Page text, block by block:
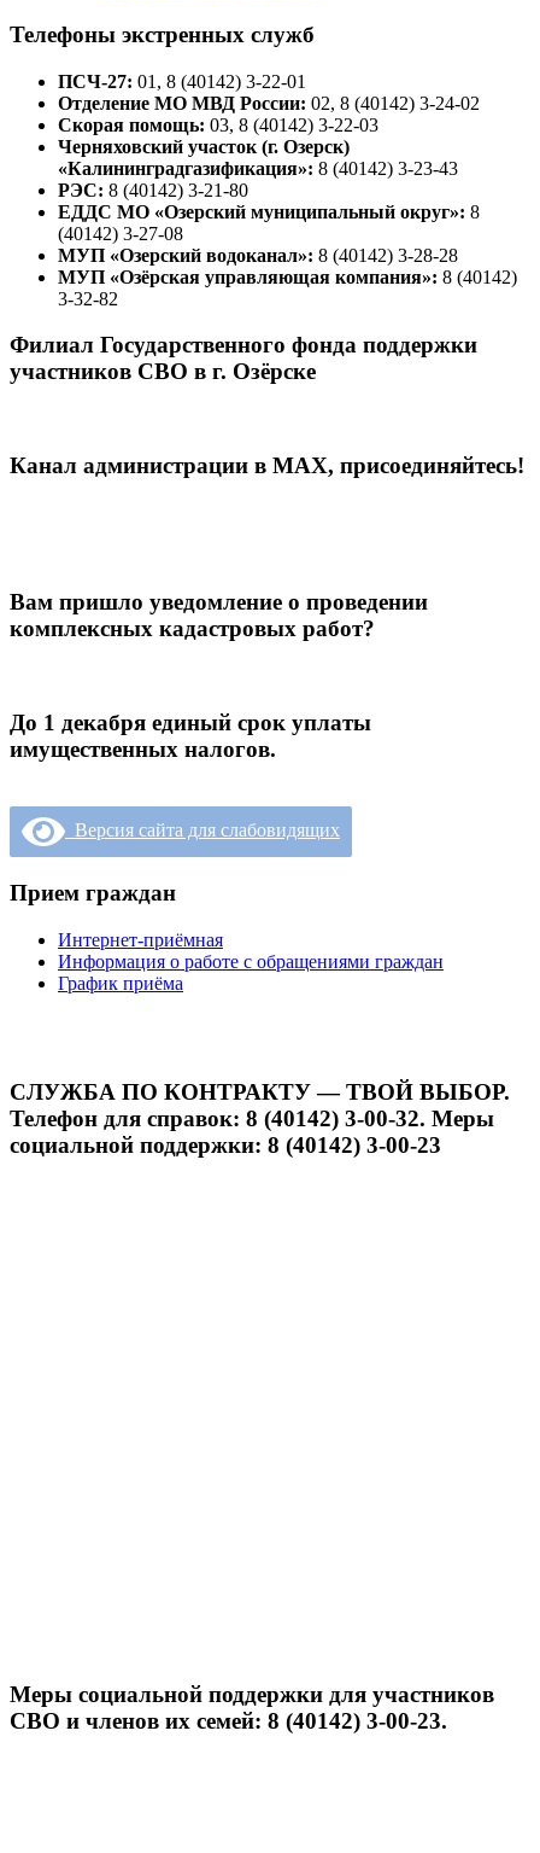
Телефоны экстренных служб
ПСЧ-27: 01, 8 (40142) 3-22-01
Отделение МО МВД России: 02, 8 (40142) 3-24-02
Скорая помощь: 03, 8 (40142) 3-22-03
Черняховский участок (г. Озерск)
«Калининградгазификация»: 8 (40142) 3-23-43
РЭС: 8 (40142) 3-21-80
ЕДДС МО «Озерский муниципальный округ»: 8
(40142) 3-27-08
МУП «Озерский водоканал»: 8 (40142) 3-28-28
МУП «Озёрская управляющая компания»: 8 (40142)
3-32-82
Филиал Государственного фонда поддержки
участников СВО в г. Озёрске
Канал администрации в МАХ, присоединяйтесь!
Вам пришло уведомление о проведении
комплексных кадастровых работ?
До 1 декабря единый срок уплаты
имущественных налогов.
Версия сайта для слабовидящих
Прием граждан
Интернет-приёмная
Информация о работе с обращениями граждан
График приёма
СЛУЖБА ПО КОНТРАКТУ — ТВОЙ ВЫБОР.
Телефон для справок: 8 (40142) 3-00-32. Меры
социальной поддержки: 8 (40142) 3-00-23
Меры социальной поддержки для участников
СВО и членов их семей: 8 (40142) 3-00-23.